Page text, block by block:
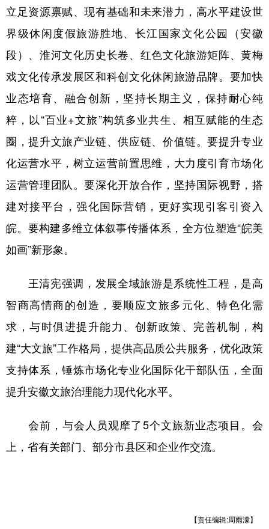
广东 广西 海南 重庆
陕西 甘肃 青海 宁夏
新疆 内蒙古 黑龙江
多语种频道
English Español Français عربى
Русский язык 日本語 한국어
立足资源禀赋、现有基础和未来潜力，高水平建设世
界级休闲度假旅游胜地、长江国家文化公园（安徽
段）、淮河文化历史长卷、红色文化旅游矩阵、黄梅
戏文化传承发展区和科创文化休闲旅游品牌。要加快
业态培育、融合创新，坚持长期主义，保持耐心纯
粹，以“百业+文旅”构筑多业共生、相互赋能的生态
圈，提升文旅产业链、供应链、价值链。要提升专业
化运营水平，树立运营前置思维，大力度引育市场化
运营管理团队。要深化开放合作，坚持国际视野，搭
建对接平台，强化国际营销，更好实现引客引资入
皖。要构建多维立体叙事传播体系，全方位塑造“皖美
如画”新形象。
王清宪强调，发展全域旅游是系统性工程，是高
智商高情商的创造，要顺应文旅多元化、特色化需
求，与时俱进提升能力、创新政策、完善机制，构
建“大文旅”工作格局，提供高品质公共服务，优化政策
支持体系，锤炼市场化专业化国际化干部队伍，全面
提升安徽文旅治理能力现代化水平。
会前，与会人员观摩了5个文旅新业态项目。会
上，省有关部门、部分市县区和企业作交流。
【责任编辑:周雨濛】